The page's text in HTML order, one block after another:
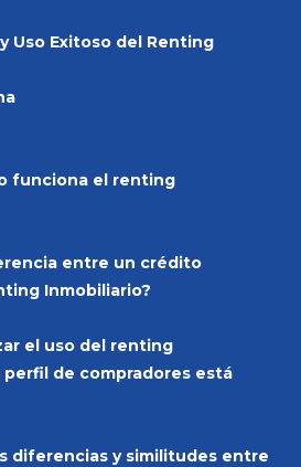
Uso Exitoso del Renting
funciona el renting
entre un crédito
Inmobiliario?
el uso del renting
perfil de compradores está
y similitudes entre